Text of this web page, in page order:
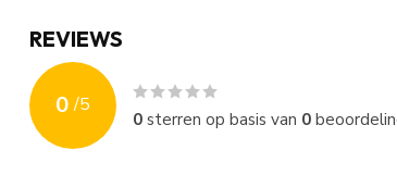
REVIEWS
0 /5
0sterren op basis van 0